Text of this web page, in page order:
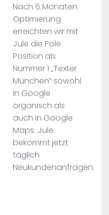
Nach 6 Monaten
Optimierung
erreichten wir mit
Jule die Pole
Position als
Nummer 1 „Texter
München“ sowohl
in Google
organisch als
auch in Google
Maps. Jule
bekommt jetzt
täglich
Neukundenanfragen.